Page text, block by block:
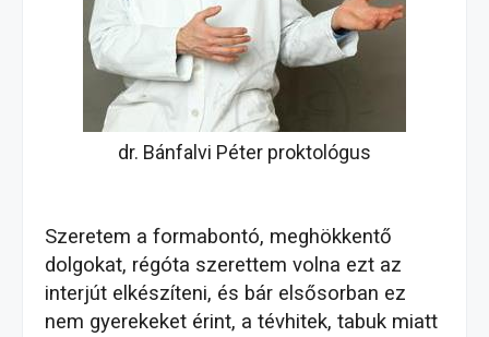
dr. Bánfalvi Péter proktológus
Szeretem a formabontó, meghökkentő
dolgokat, régóta szerettem volna ezt az
interjút elkészíteni, és bár elsősorban ez
nem gyerekeket érint, a tévhitek, tabuk miatt